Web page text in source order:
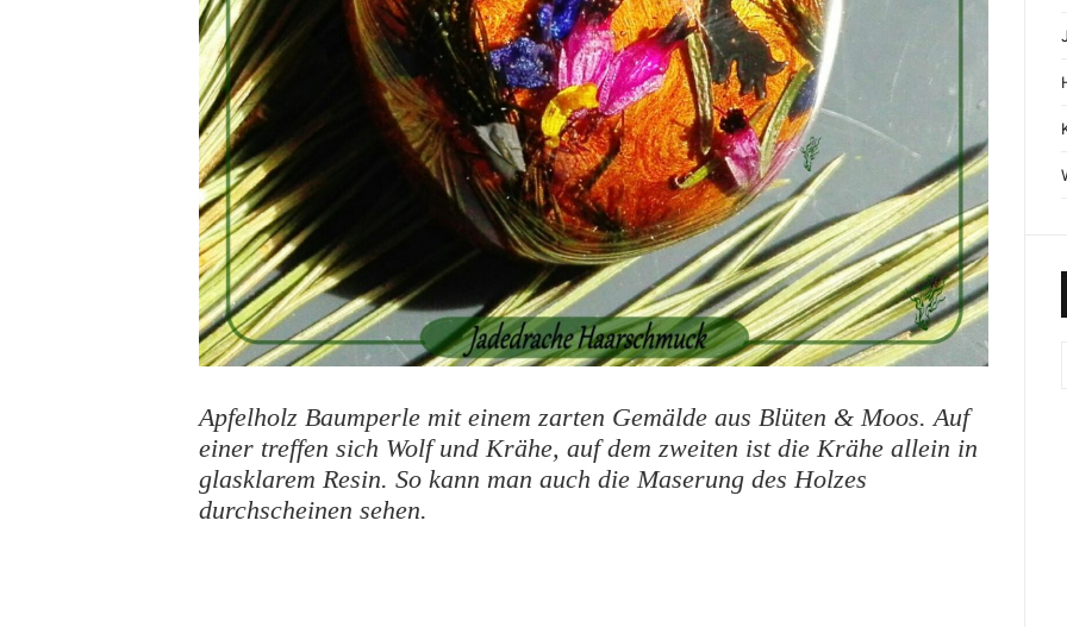
Apfelholz Baumperle mit einem zarten Gemälde aus Blüten & Moos. Auf
einer treffen sich Wolf und Krähe, auf dem zweiten ist die Krähe allein in
glasklarem Resin. So kann man auch die Maserung des Holzes
durchscheinen sehen.